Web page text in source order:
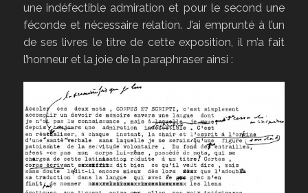
une indéfectible admiration et pour le second une
féconde et nécessaire relation. J’ai emprunté à l’un
de ses livres le titre de cette exposition, il m’a fait
l’honneur et la joie de la paraphraser ainsi :